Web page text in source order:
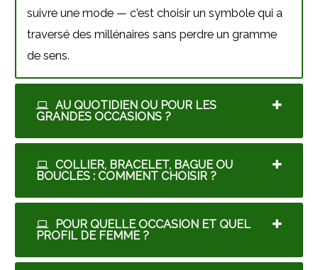
suivre une mode — c'est choisir un symbole qui a
traversé des millénaires sans perdre un gramme
de sens.
AU QUOTIDIEN OU POUR LES
GRANDES OCCASIONS ?
COLLIER, BRACELET, BAGUE OU
BOUCLES : COMMENT CHOISIR ?
POUR QUELLE OCCASION ET QUEL
PROFIL DE FEMME ?